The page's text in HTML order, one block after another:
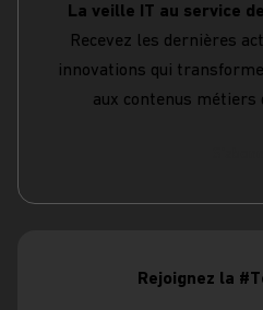
La veille IT au service
Recevez les dernières
innovations qui
aux contenus métiers
Rejoignez la